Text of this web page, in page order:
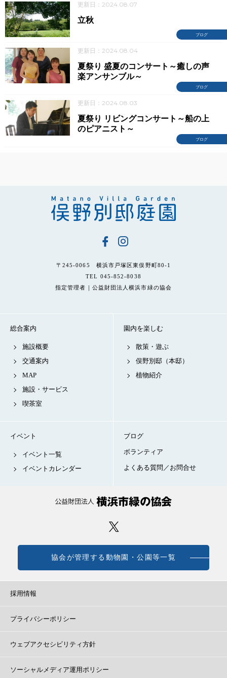
更新日：2024.08.07
ブログ
立秋
更新日：2024.08.04
ブログ
夏祭り 盛夏のコンサート～癒しの声
楽アンサンブル～
更新日：2024.08.03
ブログ
夏祭り リビングコンサート～船の上
のピアニスト～
〒245-0065 横浜市戸塚区東俣野町80-1
TEL 045-852-8038
指定管理者｜公益財団法人横浜市緑の協会
総合案内
施設概要
交通案内
MAP
施設・サービス
喫茶室
園内を楽しむ
散策・遊ぶ
俣野別邸（本邸）
植物紹介
イベント
イベント一覧
イベントカレンダー
ブログ
ボランティア
よくある質問／お問合せ
協会が管理する動物園・公園等一覧
採用情報
プライバシーポリシー
ウェブアクセシビリティ方針
ソーシャルメディア運用ポリシー